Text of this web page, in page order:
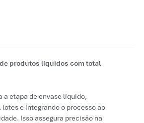
produtos líquidos com total
a etapa de envase líquido,
e integrando o processo ao
Isso assegura precisão na